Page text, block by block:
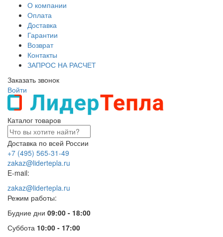
О компании
Оплата
Доставка
Гарантии
Возврат
Контакты
ЗАПРОС НА РАСЧЕТ
Заказать звонок
Войти
Каталог товаров
Доставка по всей России
+7 (495) 565-31-49
zakaz@lidertepla.ru
E-mail:
zakaz@lidertepla.ru
Режим работы:
Будние дни 09:00 - 18:00
Суббота 10:00 - 17:00